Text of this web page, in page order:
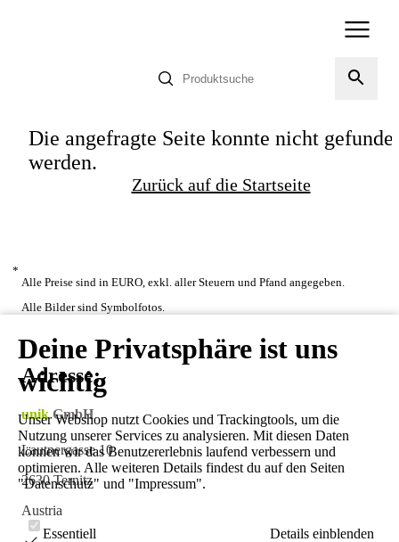
Deine Privatsphäre ist uns
wichtig
Unser Webshop nutzt Cookies und Trackingtools, um die
Nutzung unserer Services zu analysieren. Mit diesen Daten
können wir das Benutzererlebnis laufend verbessern und
optimieren. Alle weiteren Details findest du auf den Seiten
"Datenschutz" und "Impressum".
Essentiell Details einblenden
Die angefragte Seite konnte nicht
werden.
Zurück auf die Startseite
*
Alle Preise sind in EURO, exkl. aller Steuern und Pfand angegeben.
Alle Bilder sind Symbolfotos.
Adresse:
unikGmbH
Lautnergasse 10
2630 Ternitz
Austria